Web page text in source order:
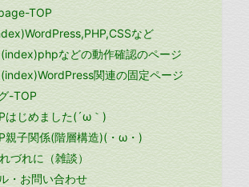
TOP
など
(index)phpなどの動作確認のページ
(index)WordPress関連の固定ページ
-TOP
はじめました(´ω｀)
親子関係(階層構造)(・ω・)
づれに（雑談）
・お問い合わせ